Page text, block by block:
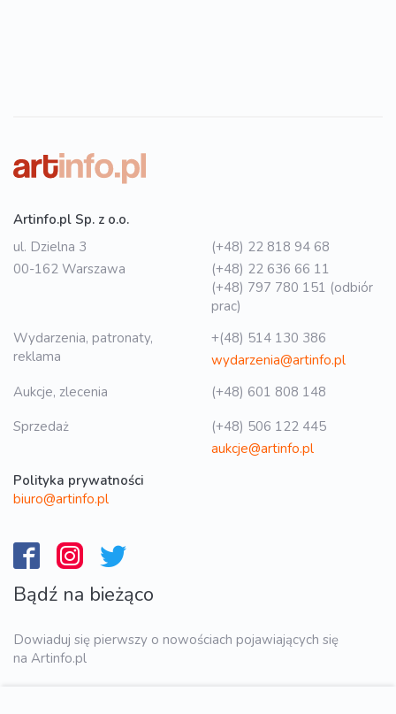
Artinfo.pl Sp. z o.o.
ul. Dzielna 3
00-162 Warszawa
(+48) 22 818 94 68
(+48) 22 636 66 11
(+48) 797 780 151 (odbiór
prac)
Wydarzenia, patronaty,
reklama
+(48) 514 130 386
wydarzenia@artinfo.pl
Aukcje, zlecenia
(+48) 601 808 148
Sprzedaż
(+48) 506 122 445
aukcje@artinfo.pl
Polityka prywatności
biuro@artinfo.pl
Bądź na bieżąco
Dowiaduj się pierwszy o nowościach pojawiających się
na Artinfo.pl